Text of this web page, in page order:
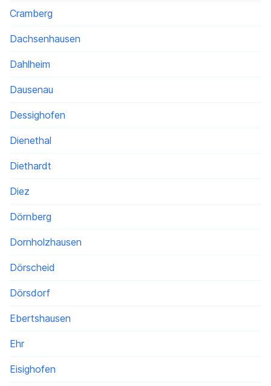
Cramberg
Dachsenhausen
Dahlheim
Dausenau
Dessighofen
Dienethal
Diethardt
Diez
Dörnberg
Dornholzhausen
Dörscheid
Dörsdorf
Ebertshausen
Ehr
Eisighofen